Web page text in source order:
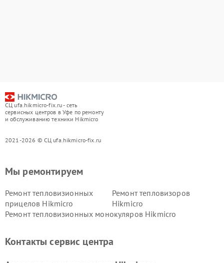
СЦ ufa.hikmicro-fix.ru - сеть
сервисных центров в Уфе по ремонту
и обслуживанию техники Hikmicro
2021-2026 © СЦ ufa.hikmicro-fix.ru
Мы ремонтируем
Ремонт тепловизионных
прицелов Hikmicro
Ремонт тепловизоров
Hikmicro
Ремонт тепловизионных монокуляров Hikmicro
Контакты сервис центра